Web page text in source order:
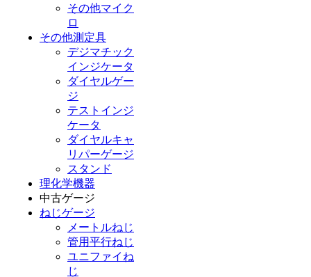
その他マイク
ロ
その他測定具
デジマチック
インジケータ
ダイヤルゲー
ジ
テストインジ
ケータ
ダイヤルキャ
リパーゲージ
スタンド
理化学機器
中古ゲージ
ねじゲージ
メートルねじ
管用平行ねじ
ユニファイね
じ